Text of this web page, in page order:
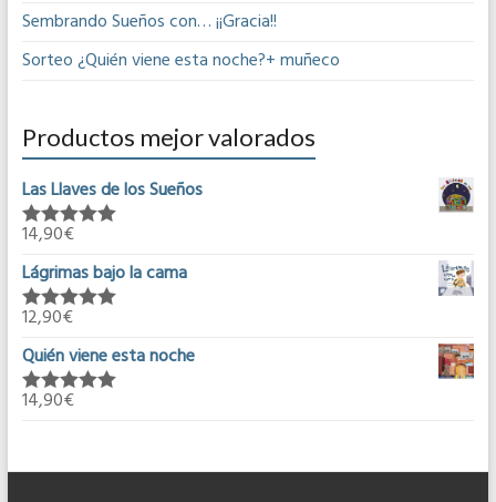
Sembrando Sueños con… ¡¡Gracia!!
Sorteo ¿Quién viene esta noche?+ muñeco
Productos mejor valorados
Las Llaves de los Sueños
Valorado en
14,90€
Lágrimas bajo la cama
Valorado en
12,90€
Quién viene esta noche
Valorado en
14,90€